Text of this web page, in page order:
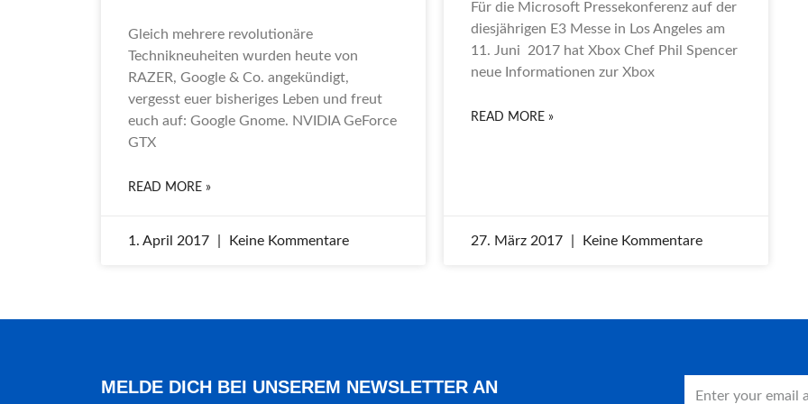
Gleich mehrere revolutionäre
Technikneuheiten wurden heute von
RAZER, Google & Co. angekündigt,
vergesst euer bisheriges Leben und freut
euch auf: Google Gnome. NVIDIA GeForce
GTX
READ MORE »
1. April 2017 Keine Kommentare
Für die Microsoft Pressekonferenz auf der
diesjährigen E3 Messe in Los Angeles am
11. Juni 2017 hat Xbox Chef Phil Spencer
neue Informationen zur Xbox
READ MORE »
27. März 2017 Keine Kommentare
MELDE DICH BEI UNSEREM NEWSLETTER AN